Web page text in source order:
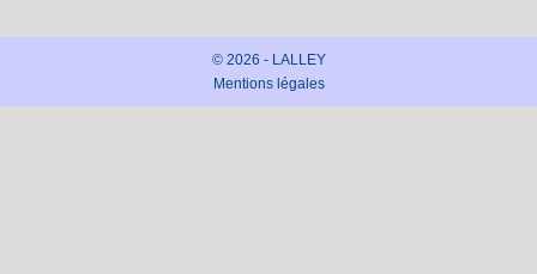
© 2026 - LALLEY
Mentions légales